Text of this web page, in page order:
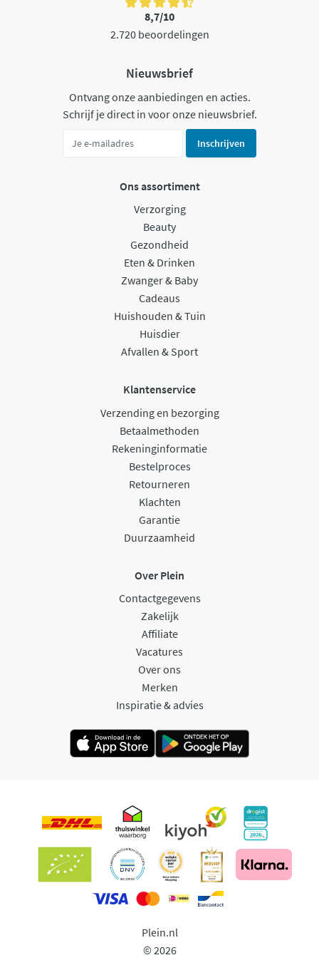
8,7/10
2.720 beoordelingen
Nieuwsbrief
Ontvang onze aanbiedingen en acties.
Schrijf je direct in voor onze nieuwsbrief.
Inschrijven
Ons assortiment
Verzorging
Beauty
Gezondheid
Eten & Drinken
Zwanger & Baby
Cadeaus
Huishouden & Tuin
Huisdier
Afvallen & Sport
Klantenservice
Verzending en bezorging
Betaalmethoden
Rekeninginformatie
Bestelproces
Retourneren
Klachten
Garantie
Duurzaamheid
Over Plein
Contactgegevens
Zakelijk
Affiliate
Vacatures
Over ons
Merken
Inspiratie & advies
Plein.nl
© 2026